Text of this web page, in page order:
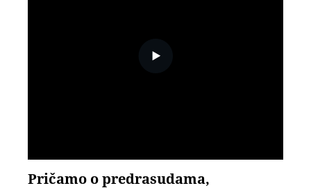
Pričamo o predrasudama,